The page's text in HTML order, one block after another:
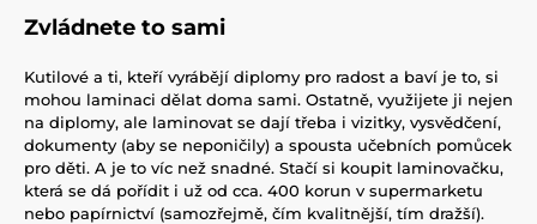
Zvládnete to sami
Kutilové a ti, kteří vyrábějí diplomy pro radost a baví je to, si
mohou laminaci dělat doma sami. Ostatně, využijete ji nejen
na diplomy, ale laminovat se dají třeba i vizitky, vysvědčení,
dokumenty (aby se neponičily) a spousta učebních pomůcek
pro děti. A je to víc než snadné. Stačí si koupit laminovačku,
která se dá pořídit i už od cca. 400 korun v supermarketu
nebo papírnictví (samozřejmě, čím kvalitnější, tím dražší).